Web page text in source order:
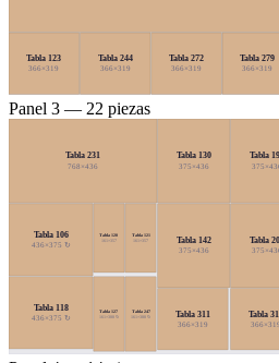
Tabla 123
366×319
Tabla 244
366×319
Tabla 272
366×319
Tabla 279
366×319
Panel 3 — 22 piezas
Tabla 231
768×436
Tabla 106
436×375 ↻
Tabla 118
436×375 ↻
Tabla 130
375×436
Tabla 142
375×436
Tabla
Tabla
Tabla 127
161×388 ↻
Tabla 247
161×388 ↻ Tabla 311
366×319
Tabla
366×319
Tabla 120
161×357
Tabla 121
161×357